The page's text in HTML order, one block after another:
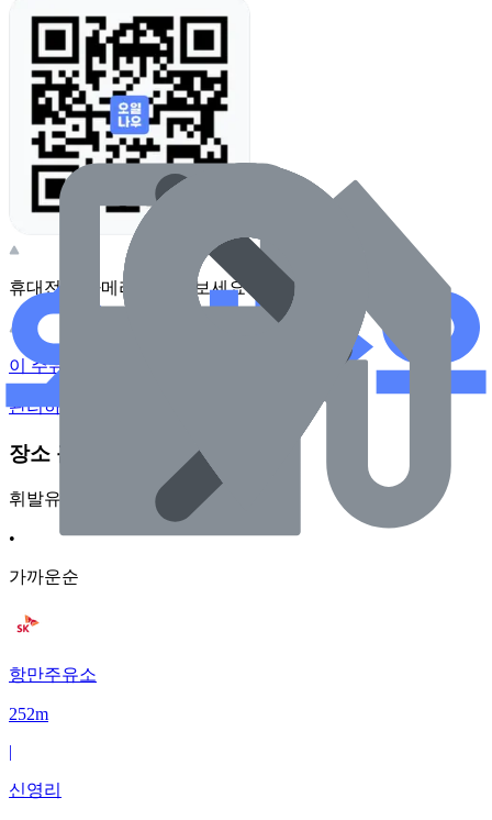
휴대전화 카메라로 찍어보세요
이 주유소의 사장님이신가요?
관리하기
장소 근처 주유소
휘발유
•
가까운순
항만주유소
252m
|
신영리